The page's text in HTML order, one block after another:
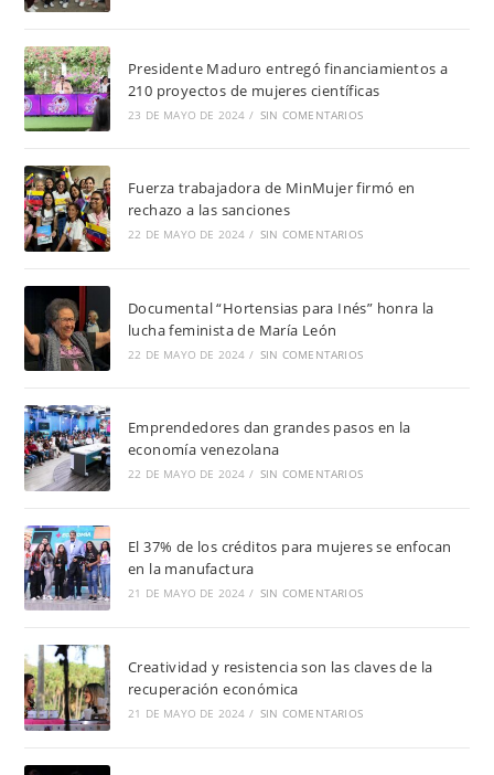
Presidente Maduro entregó financiamientos a
210 proyectos de mujeres científicas
23 DE MAYO DE 2024 / SIN COMENTARIOS
Fuerza trabajadora de MinMujer firmó en
rechazo a las sanciones
22 DE MAYO DE 2024 / SIN COMENTARIOS
Documental “Hortensias para Inés” honra la
lucha feminista de María León
22 DE MAYO DE 2024 / SIN COMENTARIOS
Emprendedores dan grandes pasos en la
economía venezolana
22 DE MAYO DE 2024 / SIN COMENTARIOS
El 37% de los créditos para mujeres se enfocan
en la manufactura
21 DE MAYO DE 2024 / SIN COMENTARIOS
Creatividad y resistencia son las claves de la
recuperación económica
21 DE MAYO DE 2024 / SIN COMENTARIOS